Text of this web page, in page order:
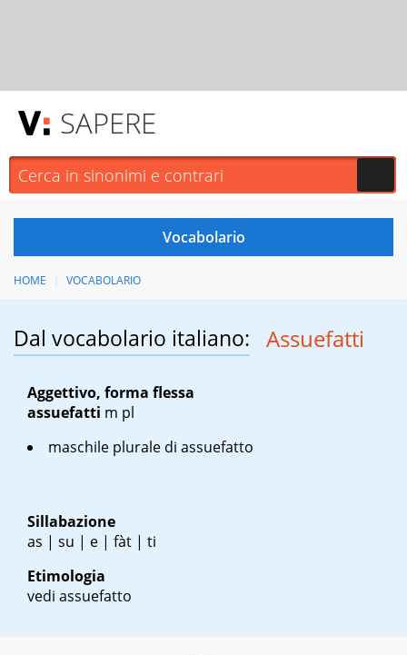
SAPERE
HOME VOCABOLARIO
Dal vocabolario italiano: Assuefatti
Aggettivo, forma flessa
assuefatti m pl
maschile plurale di assuefatto
Sillabazione
as | su | e | fàt | ti
Etimologia
vedi assuefatto